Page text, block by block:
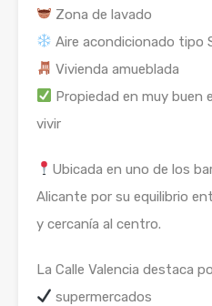
Zona de lavado
Aire acondicionado tipo
Vivienda amueblada
Propiedad en muy buen
vivir
Ubicada en uno de los
Alicante por su equilibrio
y cercanía al centro.
La Calle Valencia destaca
supermercados